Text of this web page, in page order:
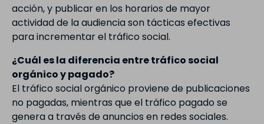
acción, y publicar en los horarios de mayor
actividad de la audiencia son tácticas efectivas
para incrementar el tráfico social.
¿Cuál es la diferencia entre tráfico social
orgánico y pagado?
El tráfico social orgánico proviene de publicaciones
no pagadas, mientras que el tráfico pagado se
genera a través de anuncios en redes sociales.